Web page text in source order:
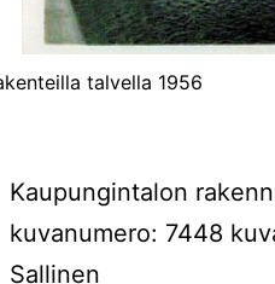
talvella 1956
Kaupungintalon
kuvanumero: 7448
Sallinen